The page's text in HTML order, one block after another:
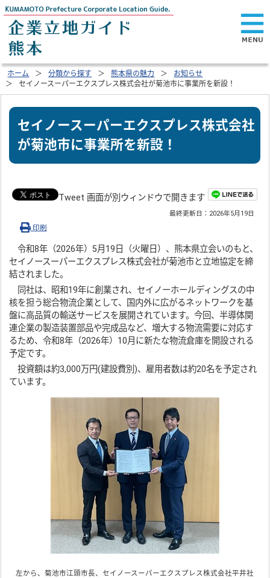
ホーム 分類から探す 熊本県の魅力
お知らせ
セイノースーパーエクスプレス株式会社が菊池市に事業所を新設！
セイノースーパーエクスプレス株式会社
が菊池市に事業所を新設！
Tweet 画面が別ウィンドウで開きます
最終更新日： 2026年5月19日
印刷
令和8年（2026年）5月19日（火曜日）、熊本県立会いのもと、
セイノースーパーエクスプレス株式会社が菊池市と立地協定を締
結されました。
同社は、昭和19年に創業され、セイノーホールディングスの中
核を担う総合物流企業として、国内外に広がるネットワークを基
盤に高品質の輸送サービスを展開されています。今回、半導体関
連企業の製造装置部品や完成品など、増大する物流需要に対応す
るため、令和8年（2026年）10月に新たな物流倉庫を開設される
予定です。
投資額は約3,000万円(建設費別)、雇用者数は約20名を予定され
ています。
左から、菊池市江頭市長、セイノースーパーエクスプレス株式会社平井社